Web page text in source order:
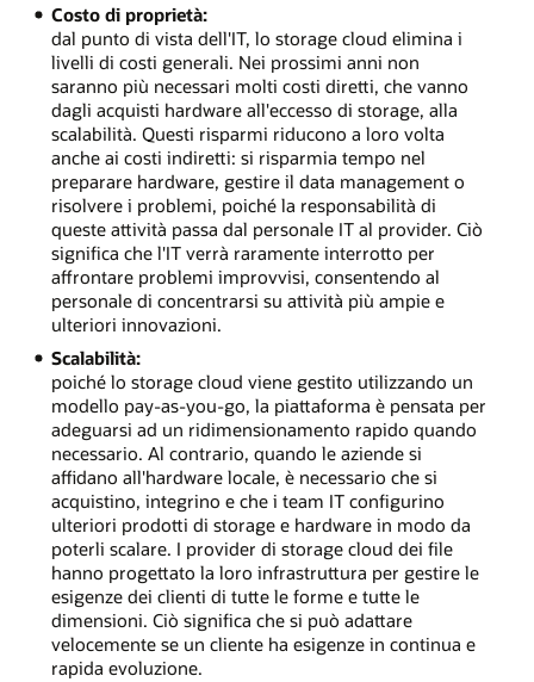
Costo di proprietà:
dal punto di vista dell'IT, lo storage cloud elimina i
livelli di costi generali. Nei prossimi anni non
saranno più necessari molti costi diretti, che vanno
dagli acquisti hardware all'eccesso di storage, alla
scalabilità. Questi risparmi riducono a loro volta
anche ai costi indiretti: si risparmia tempo nel
preparare hardware, gestire il data management o
risolvere i problemi, poiché la responsabilità di
queste attività passa dal personale IT al provider. Ciò
significa che l'IT verrà raramente interrotto per
affrontare problemi improvvisi, consentendo al
personale di concentrarsi su attività più ampie e
ulteriori innovazioni.
Scalabilità:
poiché lo storage cloud viene gestito utilizzando un
modello pay-as-you-go, la piattaforma è pensata per
adeguarsi ad un ridimensionamento rapido quando
necessario. Al contrario, quando le aziende si
affidano all'hardware locale, è necessario che si
acquistino, integrino e che i team IT configurino
ulteriori prodotti di storage e hardware in modo da
poterli scalare. I provider di storage cloud dei file
hanno progettato la loro infrastruttura per gestire le
esigenze dei clienti di tutte le forme e tutte le
dimensioni. Ciò significa che si può adattare
velocemente se un cliente ha esigenze in continua e
rapida evoluzione.